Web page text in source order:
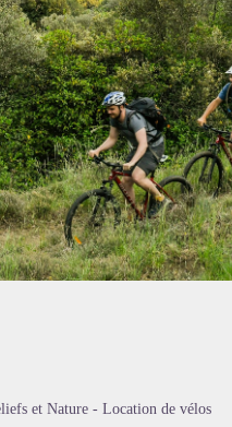
et Nature - Location de vélos